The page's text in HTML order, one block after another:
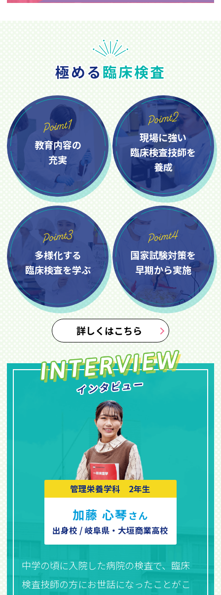
極める臨床検査
教育内容の
充実
現場に強い
臨床検査技師を
養成
多様化する
臨床検査を学ぶ
国家試験対策を
早期から実施
詳しくはこちら
管理栄養学科 2年生
加藤 心琴さん
出身校 / 岐阜県・大垣商業高校
中学の頃に入院した病院の検査で、臨床
検査技師の方にお世話になったことがこ